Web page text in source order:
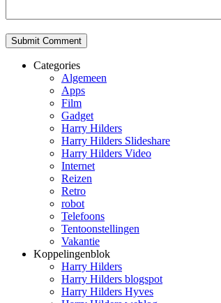
Categories
Algemeen
Apps
Film
Gadget
Harry Hilders
Harry Hilders Slideshare
Harry Hilders Video
Internet
Reizen
Retro
robot
Telefoons
Tentoonstellingen
Vakantie
Koppelingenblok
Harry Hilders
Harry Hilders blogspot
Harry Hilders Hyves